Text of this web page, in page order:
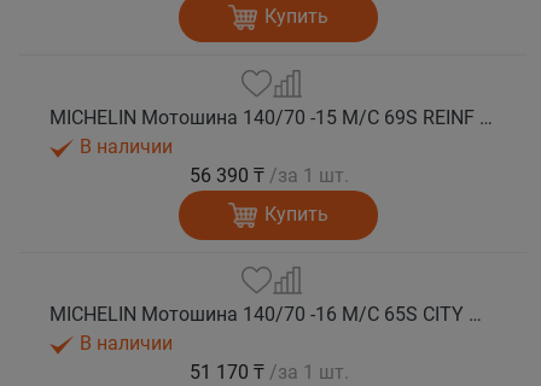
Купить
MICHELIN Мотошина 140/70 -15 M/C 69S REINF CITY GRIP 2 R TL
В наличии
56 390 ₸ /за 1 шт.
Купить
MICHELIN Мотошина 140/70 -16 M/C 65S CITY GRIP 2 R TL
В наличии
51 170 ₸ /за 1 шт.